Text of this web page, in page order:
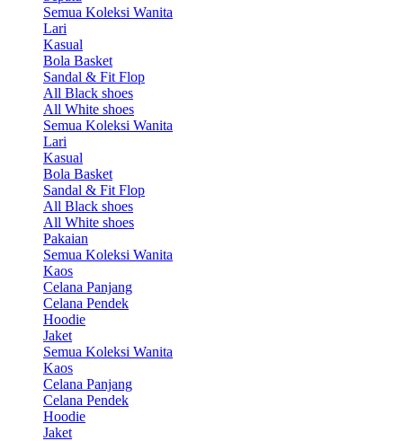
Semua Koleksi Wanita
Lari
Kasual
Bola Basket
Sandal & Fit Flop
All Black shoes
All White shoes
Semua Koleksi Wanita
Lari
Kasual
Bola Basket
Sandal & Fit Flop
All Black shoes
All White shoes
Pakaian
Semua Koleksi Wanita
Kaos
Celana Panjang
Celana Pendek
Hoodie
Jaket
Semua Koleksi Wanita
Kaos
Celana Panjang
Celana Pendek
Hoodie
Jaket